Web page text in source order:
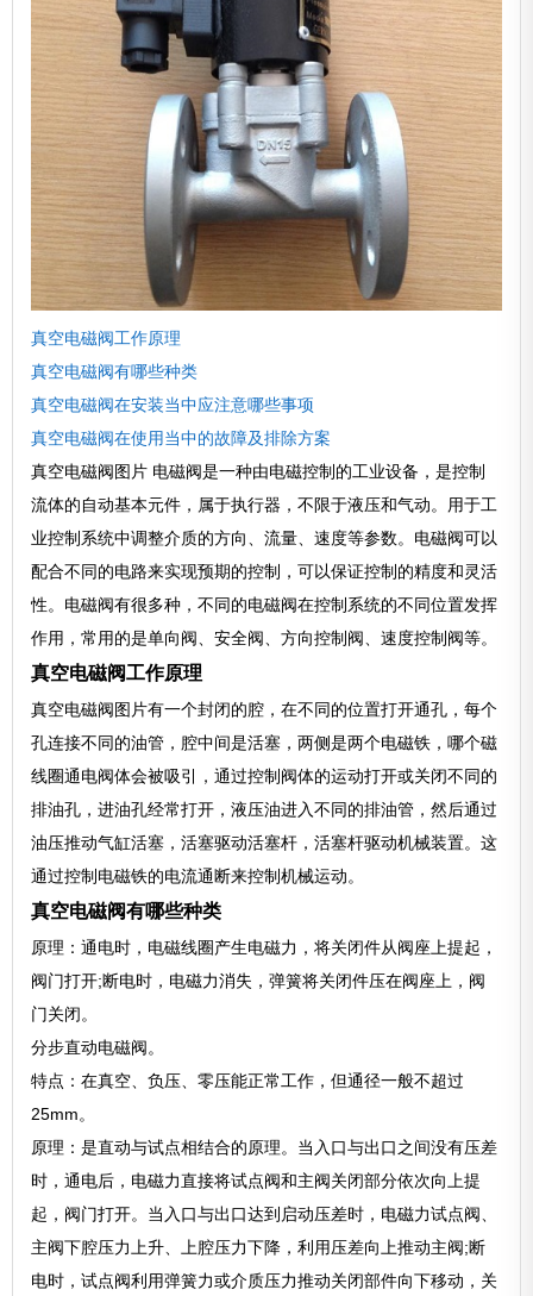
真空电磁阀工作原理
真空电磁阀有哪些种类
真空电磁阀在安装当中应注意哪些事项
真空电磁阀在使用当中的故障及排除方案
真空电磁阀图片 电磁阀是一种由电磁控制的工业设备，是控制
流体的自动基本元件，属于执行器，不限于液压和气动。用于工
业控制系统中调整介质的方向、流量、速度等参数。电磁阀可以
配合不同的电路来实现预期的控制，可以保证控制的精度和灵活
性。电磁阀有很多种，不同的电磁阀在控制系统的不同位置发挥
作用，常用的是单向阀、安全阀、方向控制阀、速度控制阀等。
真空电磁阀工作原理
真空电磁阀图片有一个封闭的腔，在不同的位置打开通孔，每个
孔连接不同的油管，腔中间是活塞，两侧是两个电磁铁，哪个磁
线圈通电阀体会被吸引，通过控制阀体的运动打开或关闭不同的
排油孔，进油孔经常打开，液压油进入不同的排油管，然后通过
油压推动气缸活塞，活塞驱动活塞杆，活塞杆驱动机械装置。这
通过控制电磁铁的电流通断来控制机械运动。
真空电磁阀有哪些种类
原理：通电时，电磁线圈产生电磁力，将关闭件从阀座上提起，
阀门打开;断电时，电磁力消失，弹簧将关闭件压在阀座上，阀
门关闭。
分步直动电磁阀。
特点：在真空、负压、零压能正常工作，但通径一般不超过
25mm。
原理：是直动与试点相结合的原理。当入口与出口之间没有压差
时，通电后，电磁力直接将试点阀和主阀关闭部分依次向上提
起，阀门打开。当入口与出口达到启动压差时，电磁力试点阀、
主阀下腔压力上升、上腔压力下降，利用压差向上推动主阀;断
电时，试点阀利用弹簧力或介质压力推动关闭部件向下移动，关